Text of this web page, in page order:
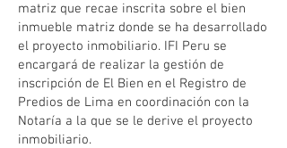
matriz que recae inscrita sobre el bien
inmueble matriz donde se ha desarrollado
el proyecto inmobiliario. IFI Peru se
encargará de realizar la gestión de
inscripción de El Bien en el Registro de
Predios de Lima en coordinación con la
Notaría a la que se le derive el proyecto
inmobiliario.